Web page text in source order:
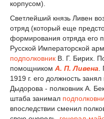
корпусом).
Светлейший князь Ливен
отряд (который еще
формирования отряда его
Русской Императорской
подполковник В. Г. Бирих.
помощником А. П. Ливена.
1919 г. его должность
Дыдорова - полковник А.
штаба занимал
впоследствии сменил